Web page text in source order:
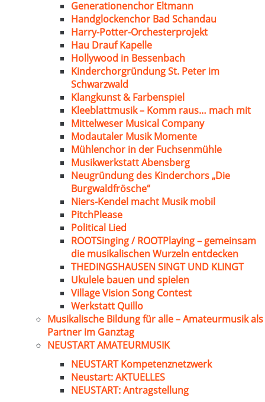
Generationenchor Eltmann
Handglockenchor Bad Schandau
Harry-Potter-Orchesterprojekt
Hau Drauf Kapelle
Hollywood in Bessenbach
Kinderchorgründung St. Peter im
Schwarzwald
Klangkunst & Farbenspiel
Kleeblattmusik – Komm raus… mach mit
Mittelweser Musical Company
Modautaler Musik Momente
Mühlenchor in der Fuchsenmühle
Musikwerkstatt Abensberg
Neugründung des Kinderchors „Die
Burgwaldfrösche“
Niers-Kendel macht Musik mobil
PitchPlease
Political Lied
ROOTSinging / ROOTPlaying – gemeinsam
die musikalischen Wurzeln entdecken
THEDINGSHAUSEN SINGT UND KLINGT
Ukulele bauen und spielen
Village Vision Song Contest
Werkstatt Quillo
Musikalische Bildung für alle – Amateurmusik als
Partner im Ganztag
NEUSTART AMATEURMUSIK
NEUSTART Kompetenznetzwerk
Neustart: AKTUELLES
NEUSTART: Antragstellung